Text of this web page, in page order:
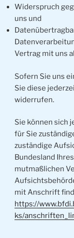
Widerspruch
uns und
Vertrag mit uns
Sofern Sie uns
Sie diese
widerrufen.
Sie können sich
für Sie
zuständige
Bundesland
mutmaßlichen
mit Anschrift
https://
ks/